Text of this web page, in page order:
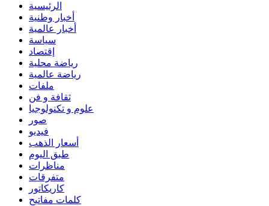
الرئيسية
أخبار وطنية
أخبار عالمية
سياسة
إقتصاد
رياضة محلية
رياضة عالمية
ملفات
ثقافة و فن
علوم و تكنولوجيا
صور
فيديو
أسعار الذهب
طبق اليوم
مناظرات
متفرقات
كاريكاتور
كلمات مفاتيح